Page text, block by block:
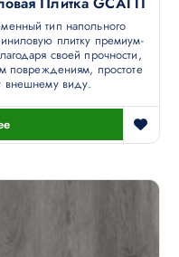
тип напольного
плитку премиум-
своей прочности,
повреждениям, простоте
внешнему виду.